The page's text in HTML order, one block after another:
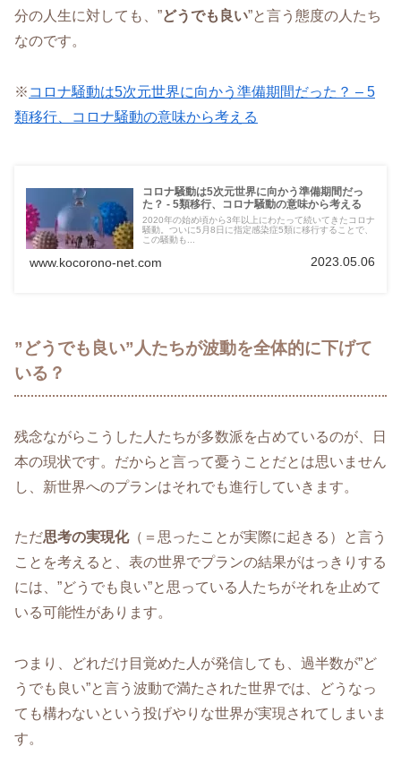
分の人生に対しても、”どうでも良い”と言う態度の人たち
なのです。
※ コロナ騒動は5次元世界に向かう準備期間だった？ – 5
類移行、コロナ騒動の意味から考える
コロナ騒動は5次元世界に向かう準備期間だっ
た？ - 5類移行、コロナ騒動の意味から考える
2020年の始め頃から3年以上にわたって続いてきたコロナ
騒動。ついに5月8日に指定感染症5類に移行することで、
この騒動も...
www.kocorono-net.com 2023.05.06
”どうでも良い”人たちが波動を全体的に下げて
いる？
残念ながらこうした人たちが多数派を占めているのが、日
本の現状です。だからと言って憂うことだとは思いません
し、新世界へのプランはそれでも進行していきます。
ただ思考の実現化（＝思ったことが実際に起きる）と言う
ことを考えると、表の世界でプランの結果がはっきりする
には、”どうでも良い”と思っている人たちがそれを止めて
いる可能性があります。
つまり、どれだけ目覚めた人が発信しても、過半数が”ど
うでも良い”と言う波動で満たされた世界では、どうなっ
ても構わないという投げやりな世界が実現されてしまいま
す。